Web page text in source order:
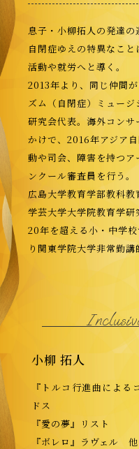
息子・小柳拓人の発達の
自閉症ゆえの特異なこ
活動や就労へと導く。
2013年より、同じ仲間
ズム（自閉症）ミュー
研究会代表。海外コン
かけで、 2016年アジア
動や司会、障害を持つア
ンクール審査員を行う。
広島大学教育学部教科
学芸大学大学院教育学研
20年を超える小・中学校
り関東学院大学非常勤講
小柳 拓人
『トルコ行進曲による
ドス
『愛の夢』リスト
『ボレロ』ラヴェル 他